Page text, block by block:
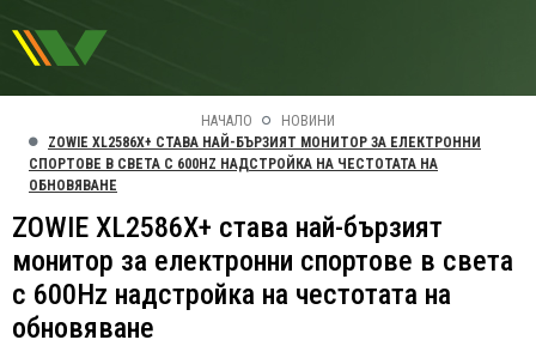
НАЧАЛО
НОВИНИ
ZOWIE XL2586X+ СТАВА НАЙ-БЪРЗИЯТ МОНИТОР ЗА ЕЛЕКТРОННИ
СПОРТОВЕ В СВЕТА С 600HZ НАДСТРОЙКА НА ЧЕСТОТАТА НА
ОБНОВЯВАНЕ
ZOWIE XL2586X+ става най-бързият
монитор за електронни спортове в света
с 600Hz надстройка на честотата на
обновяване